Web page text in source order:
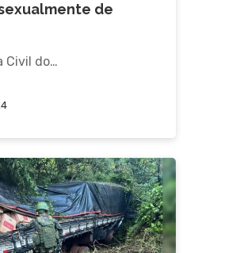
de
Civil do…